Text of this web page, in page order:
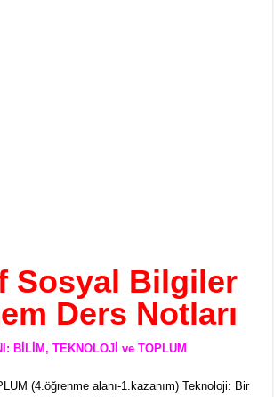
Sosyal Bilgiler
Ders Notları
BİLİM, TEKNOLOJİ ve TOPLUM
(4.öğrenme alanı-1.kazanım) Teknoloji: Bir